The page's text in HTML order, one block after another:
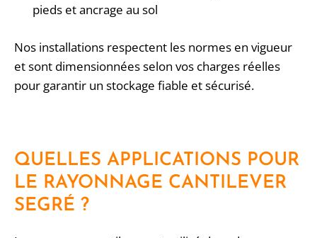
pieds et ancrage au sol
Nos installations respectent les normes en vigueur
et sont dimensionnées selon vos charges réelles
pour garantir un stockage fiable et sécurisé.
QUELLES APPLICATIONS POUR
LE RAYONNAGE CANTILEVER
SEGRÉ ?